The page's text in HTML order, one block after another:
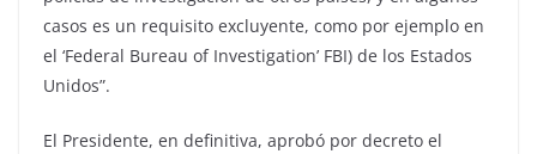
casos es un requisito excluyente, como por ejemplo en
el ‘Federal Bureau of Investigation’ FBI) de los Estados
Unidos”.
El Presidente, en definitiva, aprobó por decreto el